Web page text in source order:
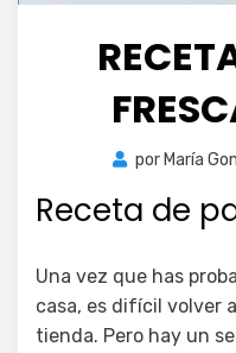
por María
Receta de
Una vez que has
casa, es difícil volver
tienda. Pero hay un